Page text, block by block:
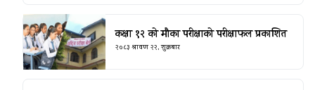
कक्षा १२ को मौका परीक्षाको परीक्षाफल प्रकाशित
२०८३ श्रावण २२, शुक्रबार